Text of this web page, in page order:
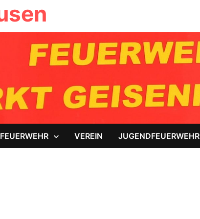
FEUERWEHR VEREIN JUGENDFEUERWEHR